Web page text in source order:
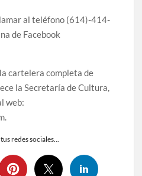
al teléfono (614)-414-
de Facebook
cartelera completa de
la Secretaría de Cultura,
web:
redes sociales...